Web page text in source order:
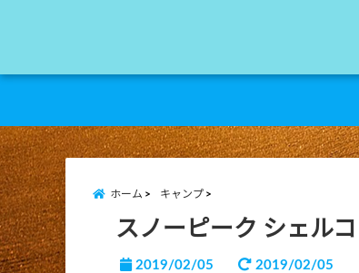
ホーム キャンプ
スノーピーク シェル
2019/02/05 2019/02/05